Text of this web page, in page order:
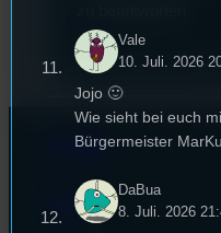
Kontakt
FAQ
Vale
10. Juli. 2026
Jojo 🙂
Wie sieht bei euch
Bürgermeister
DaBua
8. Juli. 2026